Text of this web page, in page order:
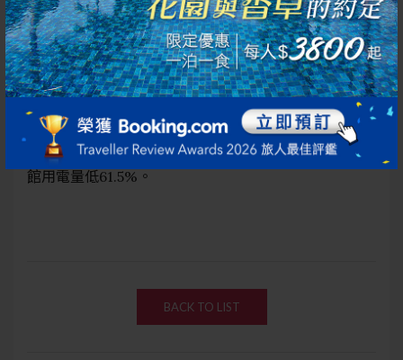
「秧悦美地度假酒店2023年溫室氣體盤查報告」(採用
ISO14064-1:2018版本)，於2024年12月完成。目前酒
店全園112年EUI為93.39 (度/平方公尺)，相較公開資
料(註3)臺灣服務業(旅館)112年EUI平均值為242.79
(度/平方公尺)為低，表示酒店用電效率佳且比一般旅
館用電量低61.5%。
BACK TO LIST